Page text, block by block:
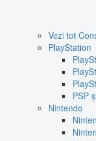
Vezi tot
PlayStation
PSP
Nintendo